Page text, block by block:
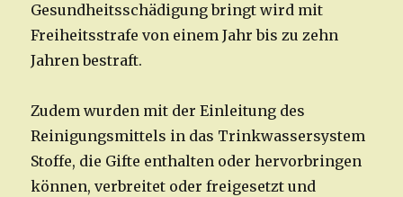
Gesundheitsschädigung bringt wird mit
Freiheitsstrafe von einem Jahr bis zu zehn
Jahren bestraft.
Zudem wurden mit der Einleitung des
Reinigungsmittels in das Trinkwassersystem
Stoffe, die Gifte enthalten oder hervorbringen
können, verbreitet oder freigesetzt und